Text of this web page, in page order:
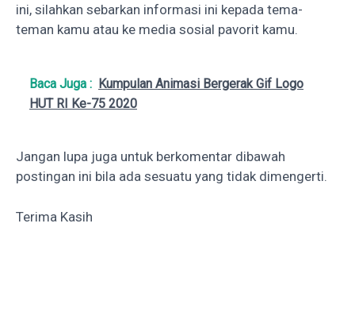
ini, silahkan sebarkan informasi ini kepada tema-
teman kamu atau ke media sosial pavorit kamu.
Baca Juga : Kumpulan Animasi Bergerak Gif Logo
HUT RI Ke-75 2020
Jangan lupa juga untuk berkomentar dibawah
postingan ini bila ada sesuatu yang tidak dimengerti.
Terima Kasih